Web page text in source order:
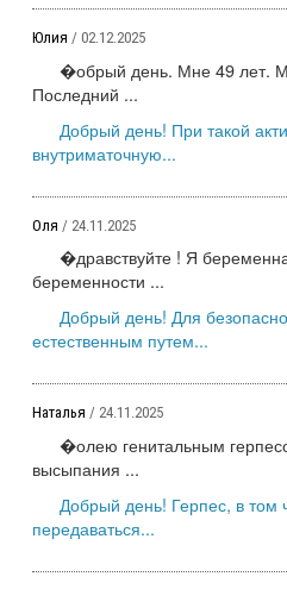
Юлия / 02.12.2025
�обрый день. Мне 49 лет.
Последний ...
Добрый день! При такой
внутриматочную...
Оля / 24.11.2025
�дравствуйте ! Я
беременности ...
Добрый день! Для
естественным путем...
Наталья / 24.11.2025
�олею генитальным
высыпания ...
Добрый день! Герпес, в том
передаваться...